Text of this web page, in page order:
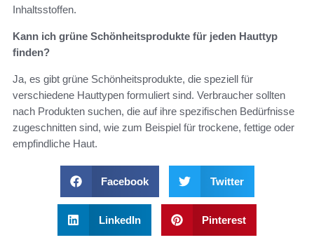
Inhaltsstoffen.
Kann ich grüne Schönheitsprodukte für jeden Hauttyp
finden?
Ja, es gibt grüne Schönheitsprodukte, die speziell für
verschiedene Hauttypen formuliert sind. Verbraucher sollten
nach Produkten suchen, die auf ihre spezifischen Bedürfnisse
zugeschnitten sind, wie zum Beispiel für trockene, fettige oder
empfindliche Haut.
Facebook Twitter
LinkedIn Pinterest